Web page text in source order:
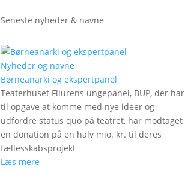
Seneste nyheder & navne
Nyheder og navne
Børneanarki og ekspertpanel
Teaterhuset Filurens ungepanel, BUP, der har
til opgave at komme med nye ideer og
udfordre status quo på teatret, har modtaget
en donation på en halv mio. kr. til deres
fællesskabsprojekt
Læs mere